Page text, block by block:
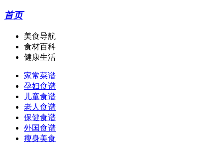
首页
美食导航
食材百科
健康生活
家常菜谱
孕妇食谱
儿童食谱
老人食谱
保健食谱
外国食谱
瘦身美食